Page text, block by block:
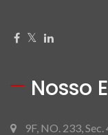
Nosso
9F, NO. 233,